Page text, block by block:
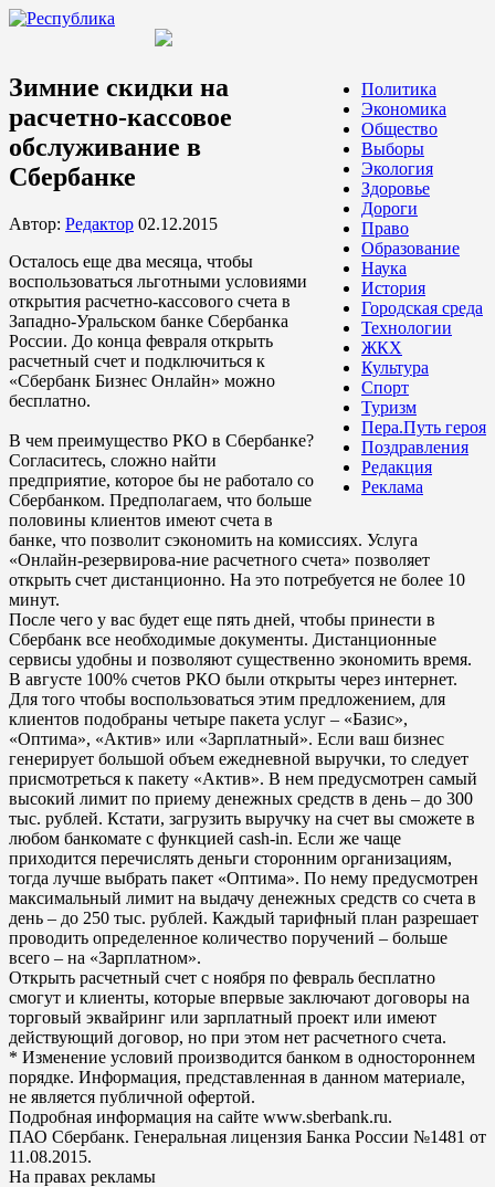
Политика
Экономика
Общество
Выборы
Экология
Здоровье
Дороги
Право
Образование
Наука
История
Городская среда
Технологии
ЖКХ
Культура
Спорт
Туризм
Пера.Путь героя
Поздравления
Редакция
Реклама
Зимние скидки на
расчетно-кассовое
обслуживание в
Сбербанке
Автор: Редактор 02.12.2015
Осталось еще два месяца, чтобы
воспользоваться льготными условиями
открытия расчетно-кассового счета в
Западно-Уральском банке Сбербанка
России. До конца февраля открыть
расчетный счет и подключиться к
«Сбербанк Бизнес Онлайн» можно
бесплатно.
В чем преимущество РКО в Сбербанке?
Согласитесь, сложно найти
предприятие, которое бы не работало со
Сбербанком. Предполагаем, что больше
половины клиентов имеют счета в
банке, что позволит сэкономить на комиссиях. Услуга
«Онлайн-резервирова-ние расчетного счета» позволяет
открыть счет дистанционно. На это потребуется не более 10
минут.
После чего у вас будет еще пять дней, чтобы принести в
Сбербанк все необходимые документы. Дистанционные
сервисы удобны и позволяют существенно экономить время.
В августе 100% счетов РКО были открыты через интернет.
Для того чтобы воспользоваться этим предложением, для
клиентов подобраны четыре пакета услуг – «Базис»,
«Оптима», «Актив» или «Зарплатный». Если ваш бизнес
генерирует большой объем ежедневной выручки, то следует
присмотреться к пакету «Актив». В нем предусмотрен самый
высокий лимит по приему денежных средств в день – до 300
тыс. рублей. Кстати, загрузить выручку на счет вы сможете в
любом банкомате с функцией cash-in. Если же чаще
приходится перечислять деньги сторонним организациям,
тогда лучше выбрать пакет «Оптима». По нему предусмотрен
максимальный лимит на выдачу денежных средств со счета в
день – до 250 тыс. рублей. Каждый тарифный план разрешает
проводить определенное количество поручений – больше
всего – на «Зарплатном».
Открыть расчетный счет с ноября по февраль бесплатно
смогут и клиенты, которые впервые заключают договоры на
торговый эквайринг или зарплатный проект или имеют
действующий договор, но при этом нет расчетного счета.
* Изменение условий производится банком в одностороннем
порядке. Информация, представленная в данном материале,
не является публичной офертой.
Подробная информация на сайте www.sberbank.ru.
ПАО Сбербанк. Генеральная лицензия Банка России №1481 от
11.08.2015.
На правах рекламы